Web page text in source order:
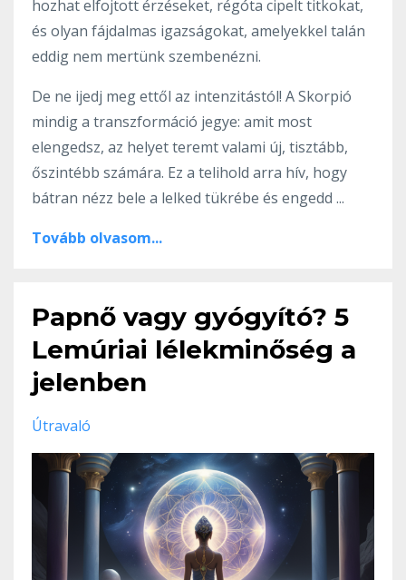
hozhat elfojtott érzéseket, régóta cipelt titkokat,
és olyan fájdalmas igazságokat, amelyekkel talán
eddig nem mertünk szembenézni.
De ne ijedj meg ettől az intenzitástól! A Skorpió
mindig a transzformáció jegye: amit most
elengedsz, az helyet teremt valami új, tisztább,
őszintébb számára. Ez a telihold arra hív, hogy
bátran nézz bele a lelked tükrébe és engedd ...
Tovább olvasom...
Papnő vagy gyógyító? 5
Lemúriai lélekminőség a
jelenben
Útravaló